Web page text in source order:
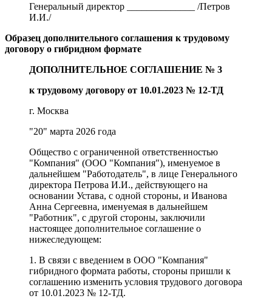
Генеральный директор ______________ /Петров
И.И./
Образец дополнительного соглашения к трудовому
договору о гибридном формате
ДОПОЛНИТЕЛЬНОЕ СОГЛАШЕНИЕ № 3
к трудовому договору от 10.01.2023 № 12-ТД
г. Москва
"20" марта 2026 года
Общество с ограниченной ответственностью
"Компания" (ООО "Компания"), именуемое в
дальнейшем "Работодатель", в лице Генерального
директора Петрова И.И., действующего на
основании Устава, с одной стороны, и Иванова
Анна Сергеевна, именуемая в дальнейшем
"Работник", с другой стороны, заключили
настоящее дополнительное соглашение о
нижеследующем:
1. В связи с введением в ООО "Компания"
гибридного формата работы, стороны пришли к
соглашению изменить условия трудового договора
от 10.01.2023 № 12-ТД.